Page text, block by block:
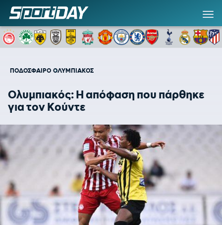
ΠΟΔΟΣΦΑΙΡΟ ΟΛΥΜΠΙΑΚΟΣ
Ολυμπιακός: Η απόφαση που πάρθηκε
για τον Κούντε